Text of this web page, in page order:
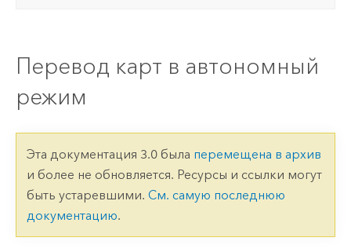
Перевод карт в автономный
режим
Эта документация 3.0 была перемещена в архив
и более не обновляется. Ресурсы и ссылки могут
быть устаревшими. См. самую последнюю
документацию.